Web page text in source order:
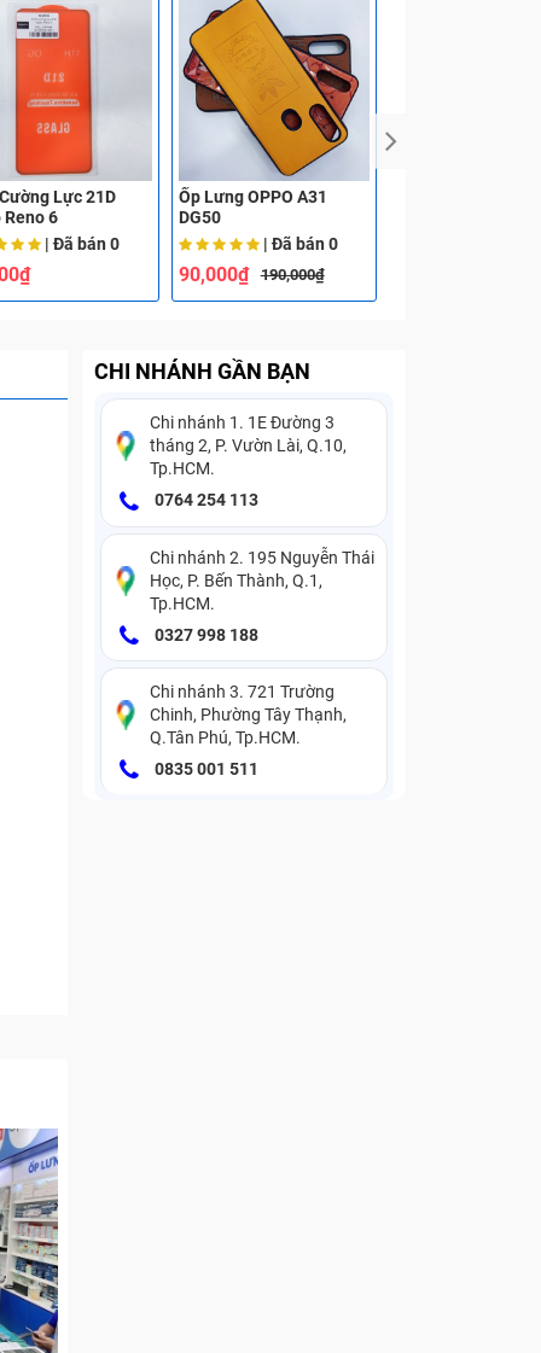
Lực 21D
Reno 6
| Đã bán0
Ốp Lưng OPPO A31
DG50
| Đã bán 0
90,000₫ 190,000₫
CHI NHÁNH GẦN BẠN
Chi nhánh 1. 1E Đường 3
tháng 2, P. Vườn Lài, Q.10,
Tp.HCM.
0764 254 113
Chi nhánh 2. 195 Nguyễn Thái
Học, P. Bến Thành, Q.1,
Tp.HCM.
0327 998 188
Chi nhánh 3. 721 Trường
Chinh, Phường Tây Thạnh,
Q.Tân Phú, Tp.HCM.
0835 001 511